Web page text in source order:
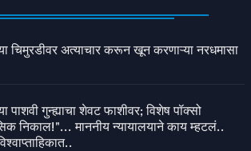
चिमुरडीवर अत्याचार करून खून करणाऱ्या नरधमासा
पाशवी गुन्ह्याचा शेवट फाशीवर; विशेष पॉक्सो
निकाल!"... माननीय न्यायालयाने काय म्हटलं..